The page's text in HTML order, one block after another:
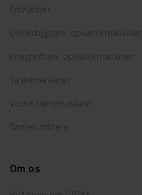
Emhætter
Underbygbare opvaskemaskiner
Integrerbare opvaskemaskiner
Vaskemaskiner
Vaske-tørremaskine
Tørretumblere
Om os